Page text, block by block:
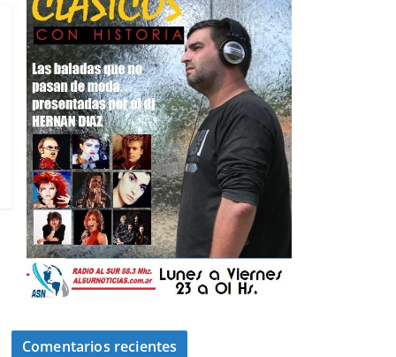
Comentarios recientes